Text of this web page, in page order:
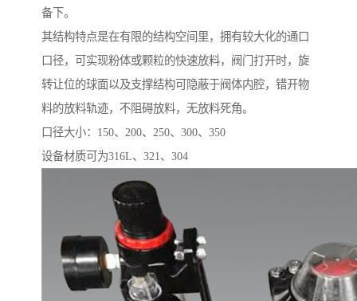
备下。
其结构特点是在有限的结构空间里，拥有较大化的通口
口径，可实现粉体或颗粒的快速放料，阀门打开时，旋
转让位的球面以及支撑结构可隐蔽于阀体内腔，错开物
料的放料轨迹，不阻碍放料，无放料死角。
口径大小：150、200、250、300、350
设备材质可为316L、321、304